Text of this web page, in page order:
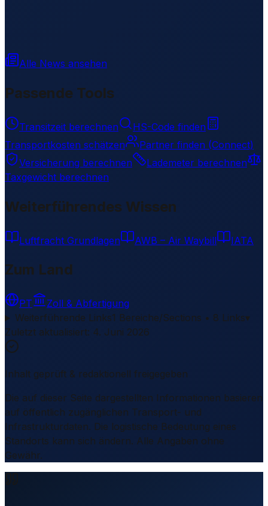
Alle News ansehen
Passende Tools
Transitzeit berechnen
HS-Code finden
Transportkosten schätzen
Partner finden (Connect)
Versicherung berechnen
Lademeter berechnen
Taxgewicht berechnen
Weiterführendes Wissen
Luftfracht Grundlagen AWB – Air Waybill IATA
Zum Land
PT
Zoll & Abfertigung
Weiterführende Links1 Bereiche/Sections • 8 Links▾
Zuletzt aktualisiert: 4. Juni 2026
Inhalt geprüft & redaktionell freigegeben
Die auf dieser Seite dargestellten Informationen basieren
auf öffentlich zugänglichen Transport- und
Infrastrukturdaten. Die logistische Bedeutung eines
Standorts kann sich ändern. Alle Angaben ohne
Gewähr.